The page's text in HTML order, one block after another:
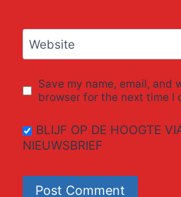
Website
Save my name, email, and
browser for the next time I
BLIJF OP DE HOOGTE
NIEUWSBRIEF